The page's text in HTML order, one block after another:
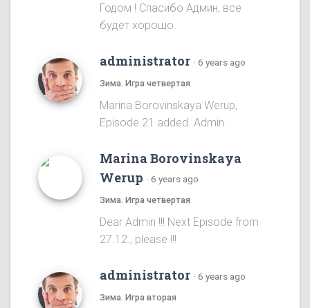
Годом ! Спасибо Админ, все
будет хорошо.
administrator · 6 years ago
Зима. Игра четвертая
Marina Borovinskaya Werup,
Episode 21 added. Admin.
Marina Borovinskaya
Werup · 6 years ago
Зима. Игра четвертая
Dear Admin !!! Next Episode from
27.12., please !!!
administrator · 6 years ago
Зима. Игра вторая